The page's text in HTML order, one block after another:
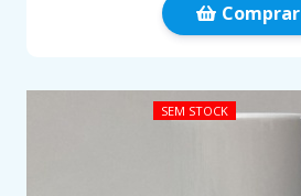
Comprar
SEM STOCK